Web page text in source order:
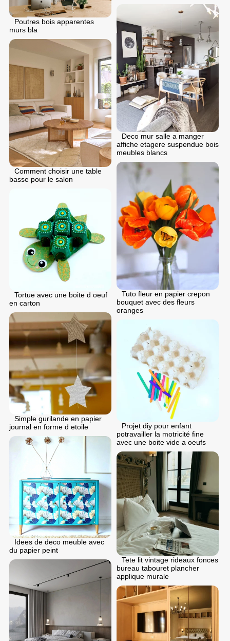
Poutres bois apparentes
murs bla
Deco mur salle a manger
affiche etagere suspendue bois
meubles blancs
Comment choisir une table
basse pour le salon
Tuto fleur en papier crepon
bouquet avec des fleurs
oranges
Tortue avec une boite d oeuf
en carton
Simple gurilande en papier
journal en forme d etoile
Projet diy pour enfant
potravailler la motricité fine
avec une boite vide a oeufs
Idees de deco meuble avec
du papier peint
Tete lit vintage rideaux fonces
bureau tabouret plancher
applique murale